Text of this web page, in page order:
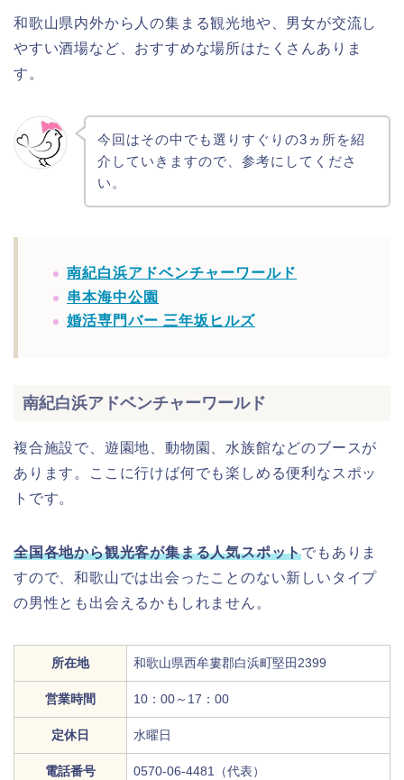
和歌山県内外から人の集まる観光地や、男女が交流し
やすい酒場など、おすすめな場所はたくさんありま
す。
今回はその中でも選りすぐりの3ヵ所を紹
介していきますので、参考にしてくださ
い。
南紀白浜アドベンチャーワールド
串本海中公園
婚活専門バー 三年坂ヒルズ
南紀白浜アドベンチャーワールド
複合施設で、遊園地、動物園、水族館などのブースが
あります。ここに行けば何でも楽しめる便利なスポッ
トです。
全国各地から観光客が集まる人気スポットでもありま
すので、和歌山では出会ったことのない新しいタイプ
の男性とも出会えるかもしれません。
所在地 和歌山県西牟婁郡白浜町堅田2399
営業時間 10：00～17：00
定休日 水曜日
電話番号 0570-06-4481（代表）